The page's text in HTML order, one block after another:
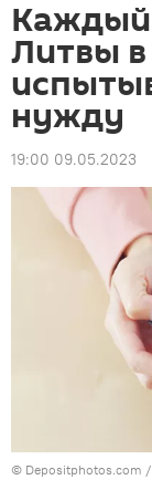
Каждый
Литвы
нужду
19:00 09.05.2023
© Depositphotos.com /